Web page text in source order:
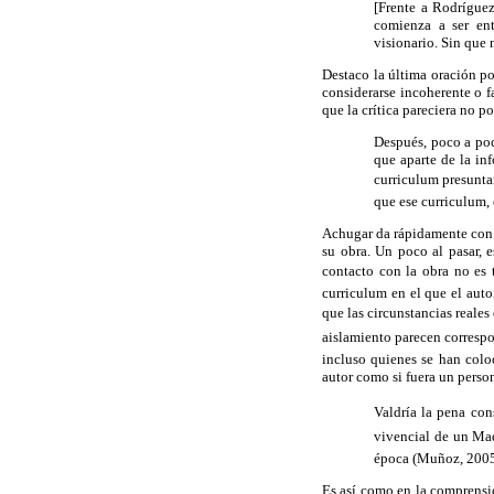
[Frente a
comienza a ser
visionario. Sin que
Destaco la última oración
considerarse incoherente o
que la crítica pareciera no
Después, poco a
que aparte de la
curriculum
que ese
Achugar da rápidamente
su obra. Un poco al pasar,
contacto con la obra no es
curriculum en el que el
que las circunstancias
aislamiento parecen
incluso quienes se han
autor como si fuera un
Valdría la pena
vivencial de un
época (Muñoz,
Es así como en la